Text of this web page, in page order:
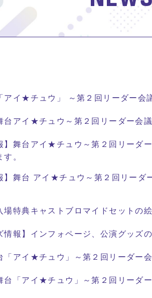
アイ★チュウ」 ～第２回リーダー会
台アイ★チュウ～第２回リーダー会
】舞台アイ★チュウ～第２回リーダ
。
】舞台 アイ★チュウ～第２回リー
場特典キャストブロマイドセットの
情報】インフォページ、公演グッズ
「アイ★チュウ」～第２回リーダー
台「アイ★チュウ」～第２回リーダ